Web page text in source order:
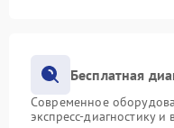
Бесплатная
Современное
экспресс-диагностику